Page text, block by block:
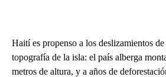
Haití es propenso a los deslizamientos
topografía de la isla: el país alberga
metros de altura, y a años de